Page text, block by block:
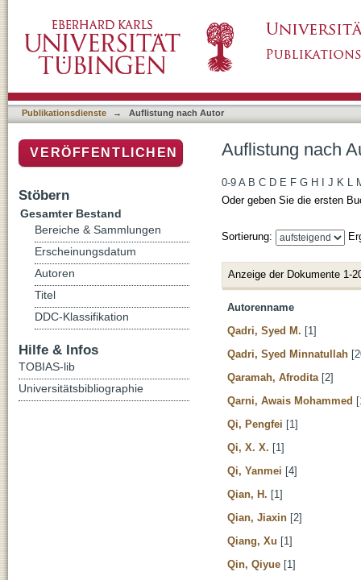
Publikationsdienste → Auflistung nach Autor
Auflistung nach
0-9 A B C D E F G H J K L
Oder geben Sie die ersten
Sortierung:
Anzeige der Dokumente 1-
Autorenname
Qadri, Syed M. [1]
Qadri, Syed Minnatullah
Qaramah, Afrodita [2]
Qarni, Awais Mohammed
Qi, Pengfei [1]
Qi, X. X. [1]
Qi, Yanmei [4]
Qian, H. [1]
Qian, Jiaxin [2]
Qiang, Xu [1]
Qin, Qiyue [1]
VERÖFFENTLICHEN
Stöbern
Gesamter Bestand
Bereiche & Sammlungen
Erscheinungsdatum
Autoren
Titel
DDC-Klassifikation
Hilfe & Infos
TOBIAS-lib
Universitätsbibliographie